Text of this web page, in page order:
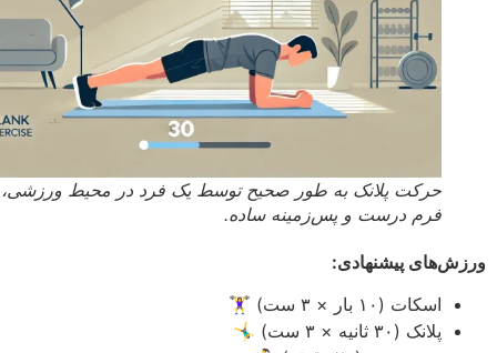
حرکت پلانک به طور صحیح توسط یک فرد در محیط ورزشی، با
فرم درست و پس‌زمینه ساده.
پیشنهادی:
اسکات (۱۰ بار × ۳ ست) 🏋️‍♀️
پلانک (۳۰ ثانیه × ۳ ست) 🤸‍♂️